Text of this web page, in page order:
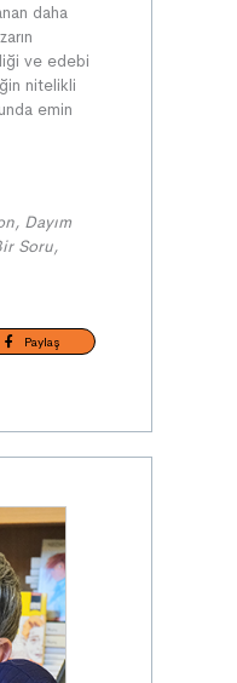
daha
ve edebi
nitelikli
emin
Dayım
Soru,
Paylaş